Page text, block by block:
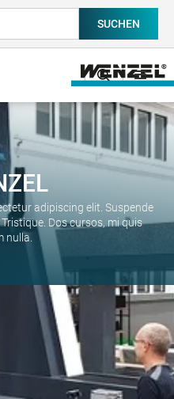
adipiscing elit. Suspende
Dos cursos, mi quis
nulla.